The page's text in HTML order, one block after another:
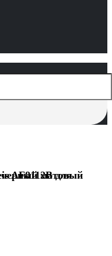
монтажа, черный матовый